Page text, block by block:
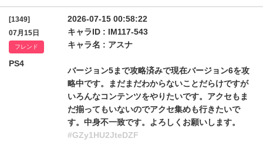
[1349]
07月15日
フレンド
PS4
2026-07-15 00:58:22
キャラID : IM117-543
キャラ名 : アスナ
バージョン5まで攻略済みで現在バージョン6を攻
略中です。まだまだわからないことだらけですが
いろんなコンテンツをやりたいです。アクセもま
だ揃ってもいないのでアクセ集めも行きたいで
す。中身不一致です。よろしくお願いします。
#GZy1HU2JteDZF